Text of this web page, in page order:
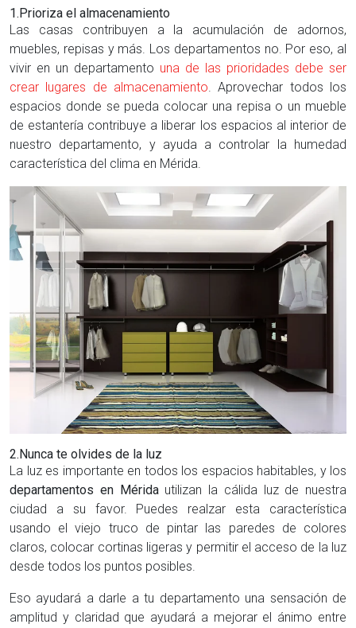
1.Prioriza el almacenamiento
Las casas contribuyen a la acumulación de adornos,
muebles, repisas y más. Los departamentos no. Por eso, al
vivir en un departamento una de las prioridades debe ser
crear lugares de almacenamiento . Aprovechar todos los
espacios donde se pueda colocar una repisa o un mueble
de estantería contribuye a liberar los espacios al interior de
nuestro departamento, y ayuda a controlar la humedad
característica del clima en Mérida.
2.Nunca te olvides de la luz
La luz es importante en todos los espacios habitables, y los
departamentos en Méridautilizan la cálida luz de nuestra
ciudad a su favor. Puedes realzar esta característica
usando el viejo truco de pintar las paredes de colores
claros, colocar cortinas ligeras y permitir el acceso de la luz
desde todos los puntos posibles.
Eso ayudará a darle a tu departamento una sensación de
amplitud y claridad que ayudará a mejorar el ánimo entre